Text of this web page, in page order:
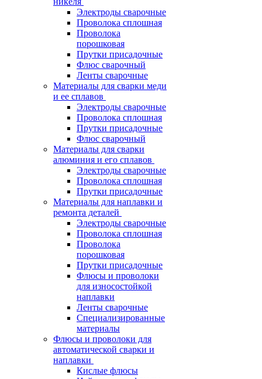
Электроды сварочные
Проволока сплошная
Проволока
порошковая
Прутки присадочные
Флюс сварочный
Ленты сварочные
Материалы для сварки меди
и ее сплавов
Электроды сварочные
Проволока сплошная
Прутки присадочные
Флюс сварочный
Материалы для сварки
алюминия и его сплавов
Электроды сварочные
Проволока сплошная
Прутки присадочные
Материалы для наплавки и
ремонта деталей
Электроды сварочные
Проволока сплошная
Проволока
порошковая
Прутки присадочные
Флюсы и проволоки
для износостойкой
наплавки
Ленты сварочные
Специализированные
материалы
Флюсы и проволоки для
автоматической сварки и
наплавки
Кислые флюсы